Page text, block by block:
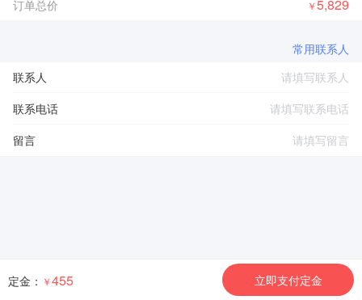
订单总价 ￥5,829
常用联系人
联系人
联系电话
留言
定金： ￥455 立即支付定金